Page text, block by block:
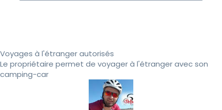
Voyages à l'étranger autorisés
Le propriétaire permet de voyager à l'étranger avec son
camping-car